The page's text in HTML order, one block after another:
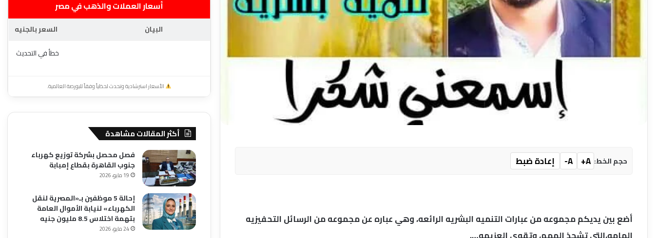
حجم الخط: A+
A- إعادة ضبط
أضع بين يديكم مجموعه من عبارات التنميه البشريه الرائعه، وهي عباره عن مجموعه من الرسائل التحفيزيه
أسعار العملات والذهب في مصر
البيان
السعر بالجنيه
خطأ في التحديث
الأسعار استرشادية وتحدث لحظياً وفقاً للبورصة العالمية.
أكثر المقالات مشاهدة
فصل محصل بشركة توزيع كهرباء
جنوب القاهرة بقطاع إمبابة
19 مايو، 2026
إحالة 5 موظفين بـ«المصرية لنقل
الكهرباء» لنيابة الأموال العامة
بتهمة اختلاس 8.5 مليون جنيه
24 مايو، 2026